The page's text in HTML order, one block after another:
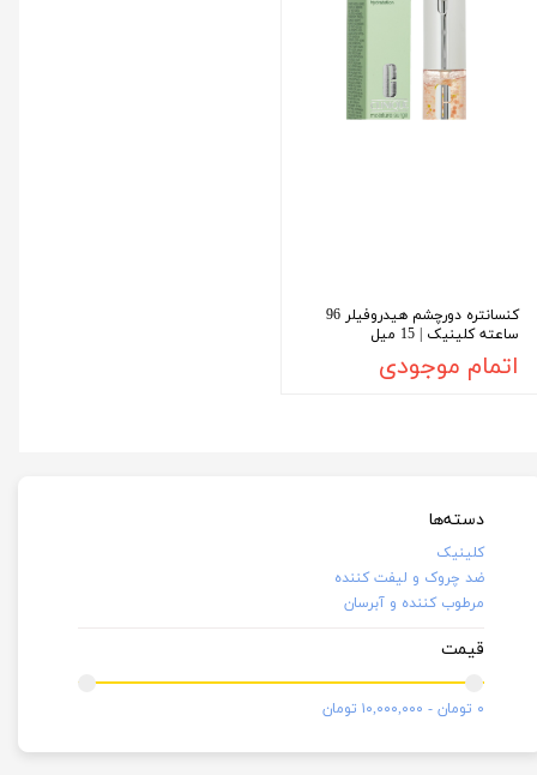
دسته‌ها
کلینیک
ضد چروک و لیفت کننده
مرطوب کننده و آبرسان
قیمت
۰ تومان - ۱۰,۰۰۰,۰۰۰ تومان
کنسانتره دورچشم هیدروفیلر 96
ساعته کلینیک | 15 میل
اتمام موجودی